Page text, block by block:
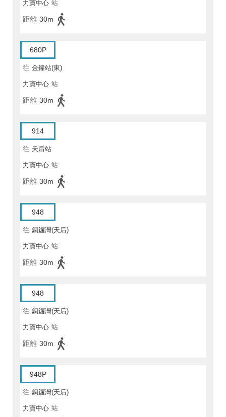
力寶中心 站
距離 30m
680P
往 金鐘站(東)
力寶中心 站
距離 30m
914
往 天后站
力寶中心 站
距離 30m
948
往 銅鑼灣(天后)
力寶中心 站
距離 30m
948
往 銅鑼灣(天后)
力寶中心 站
距離 30m
948P
往 銅鑼灣(天后)
力寶中心 站